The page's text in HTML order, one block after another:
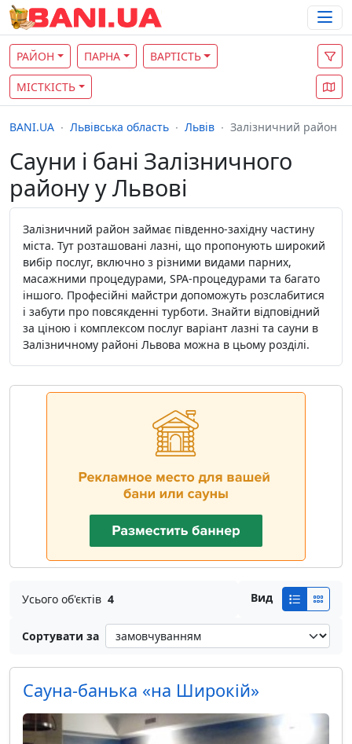
РАЙОН ПАРНА ВАРТІСТЬ
МІСТКІСТЬ
BANI.UA Львівська область Львів Залізничний район
Сауни і бані Залізничного
району у Львові
Залізничний район займає південно-західну частину
міста. Тут розташовані лазні, що пропонують широкий
вибір послуг, включно з різними видами парних,
масажними процедурами, SPA-процедурами та багато
іншого. Професійні майстри допоможуть розслабитися
і забути про повсякденні турботи. Знайти відповідний
за ціною і комплексом послуг варіант лазні та сауни в
Залізничному районі Львова можна в цьому розділі.
Усього об'єктів 4 Вид
Сортувати за
Сауна-банька «на Широкій»